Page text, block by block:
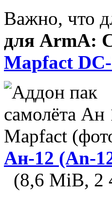
Важно, что
для ArmA:
Mapfact
Ан-12 (An-
(8,6 MiB, 2